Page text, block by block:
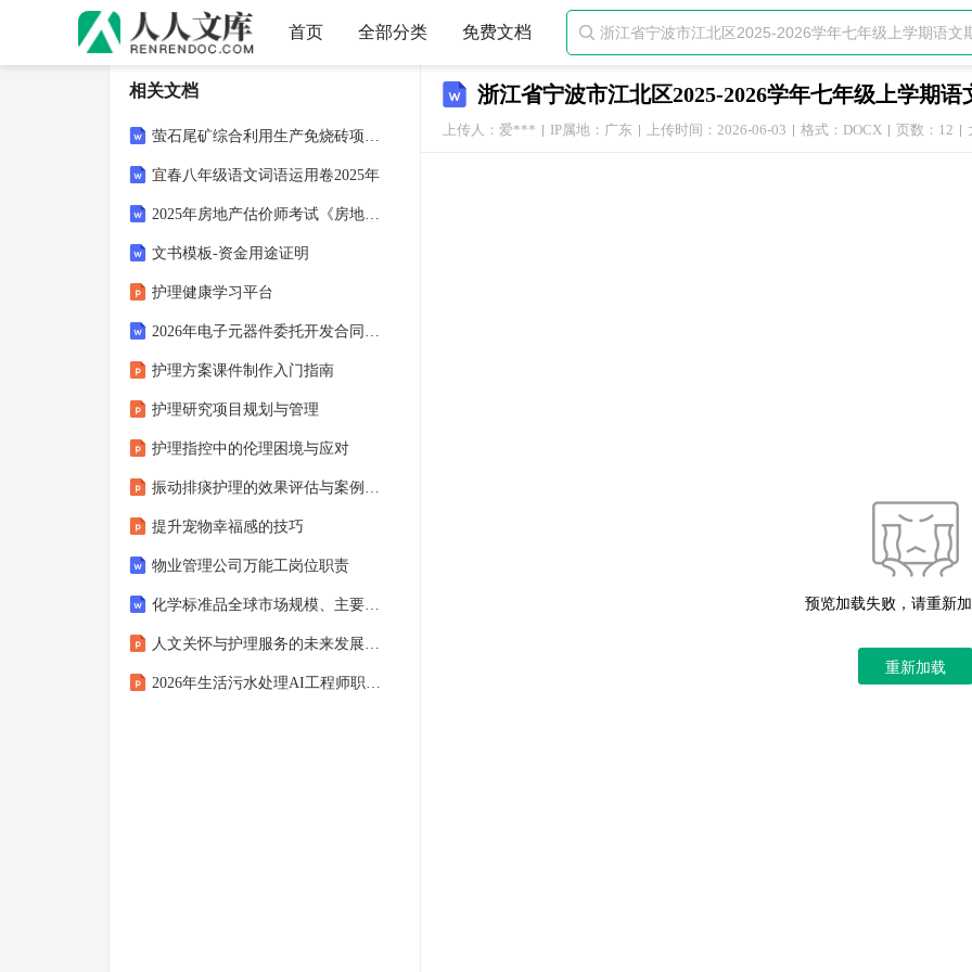
首页 全部分类 免费文档 
浙江省宁波市江北区2025-2026学年七年级上学期
上传人：爱*** IP属地：广东 上传时间：2026-06-03 格式：DOCX 页数：12
预览加载失败，请重新
重新加载
相关文档
萤石尾矿综合利用生产免烧砖项目可行性研究报告模板-立项备案
宜春八年级语文词语运用卷2025年
2025年房地产估价师考试《房地产估价原理与方法》真题预测卷试题与答
文书模板-资金用途证明
护理健康学习平台
2026年电子元器件委托开发合同二篇
护理方案课件制作入门指南
护理研究项目规划与管理
护理指控中的伦理困境与应对
振动排痰护理的效果评估与案例分析
提升宠物幸福感的技巧
物业管理公司万能工岗位职责
化学标准品全球市场规模、主要参与者、多维度分类、规格参数、产业链及发展趋势
人文关怀与护理服务的未来发展趋势
2026年生活污水处理AI工程师职业规划指南